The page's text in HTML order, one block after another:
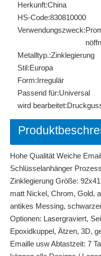
Herkunft:China
HS-Code:830810000
Verwendungszweck:
Metalltyp.:Zinklegierung
Stil:Europa
Form:Irregulär
Passend für:Universal
wird bearbeitet:
Hohe Qualität Weiche
Schlüsselanhänger
Zinklegierung Größe:
matt Nickel, Chrom, Gold,
antikes Messing,
Optionen: Lasergraviert,
Epoxidkuppel, Ätzen, 3D,
Emaille usw Abtastzeit: 7